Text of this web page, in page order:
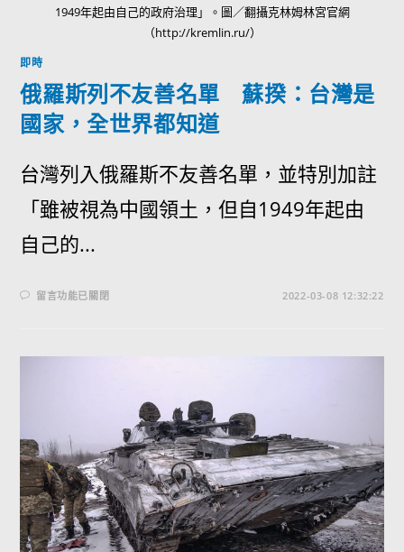
1949年起由自己的政府治理」。圖／翻攝克林姆林宮官網
（http://kremlin.ru/）
即時
俄羅斯列不友善名單 蘇揆：台灣是
國家，全世界都知道
台灣列入俄羅斯不友善名單，並特別加註
「雖被視為中國領土，但自1949年起由
自己的...
留言功能已關閉 2022-03-08 12:32:22